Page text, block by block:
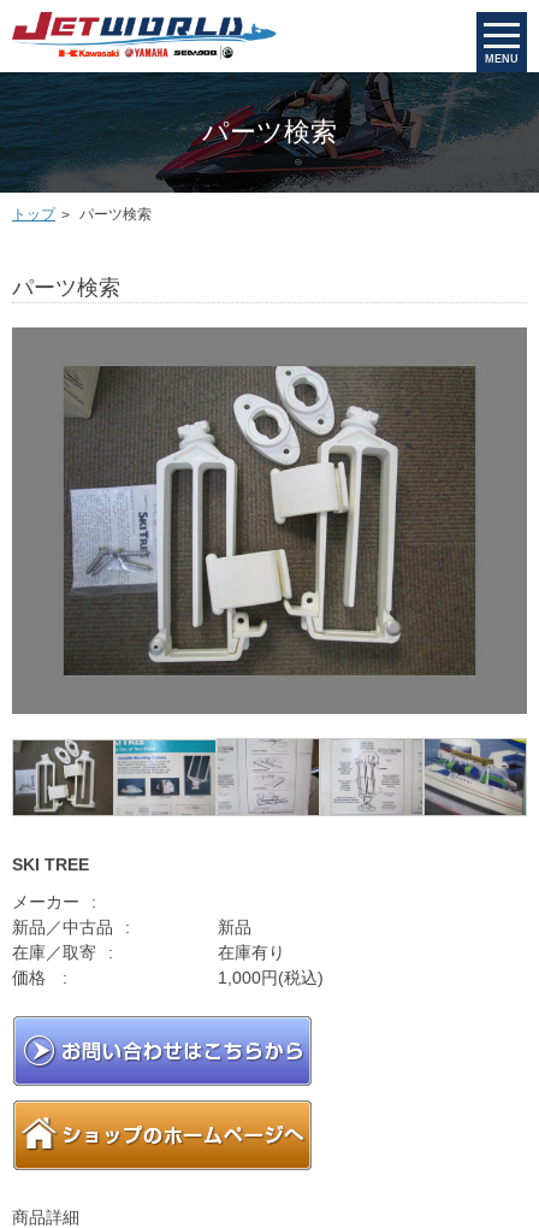
MENU
パーツ検索
トップ パーツ検索
パーツ検索
SKI TREE
メーカー
新品／中古品
新品
在庫／取寄
在庫有り
価格
1,000円(税込)
商品詳細